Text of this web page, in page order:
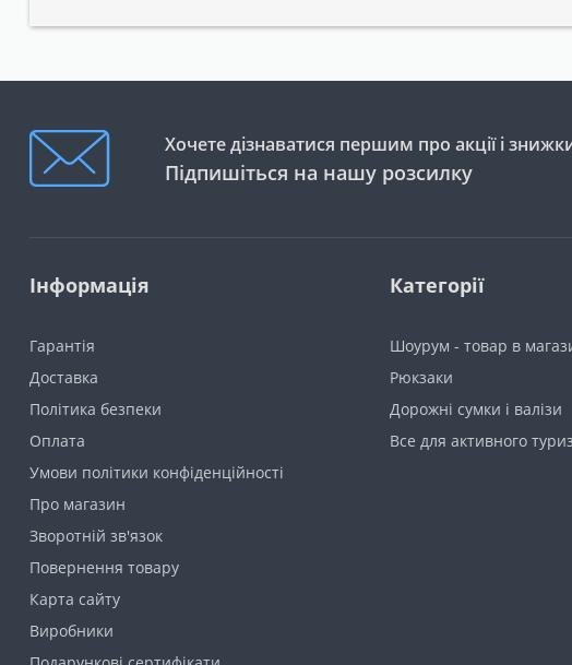
Хочете дізнаватися першим про акції і
Підпишіться на нашу розсилку
Інформація
Гарантія
Доставка
Політика безпеки
Оплата
Умови політики конфіденційності
Про магазин
Зворотній зв'язок
Повернення товару
Карта сайту
Виробники
Категорії
Шоурум - товар в
Рюкзаки
Дорожні сумки і валізи
Все для активного